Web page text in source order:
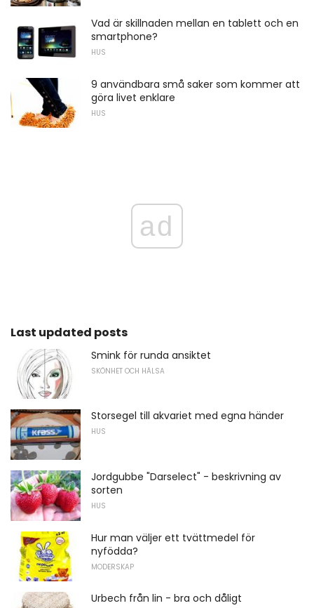
Vad är skillnaden mellan en tablett och en
smartphone?
HUS
9 användbara små saker som kommer att
göra livet enklare
HUS
ad
Last updated posts
Smink för runda ansiktet
SKÖNHET OCH HÄLSA
Storsegel till akvariet med egna händer
HUS
Jordgubbe "Darselect" - beskrivning av
sorten
HUS
Hur man väljer ett tvättmedel för
nyfödda?
MODERSKAP
Urbech från lin - bra och dåligt